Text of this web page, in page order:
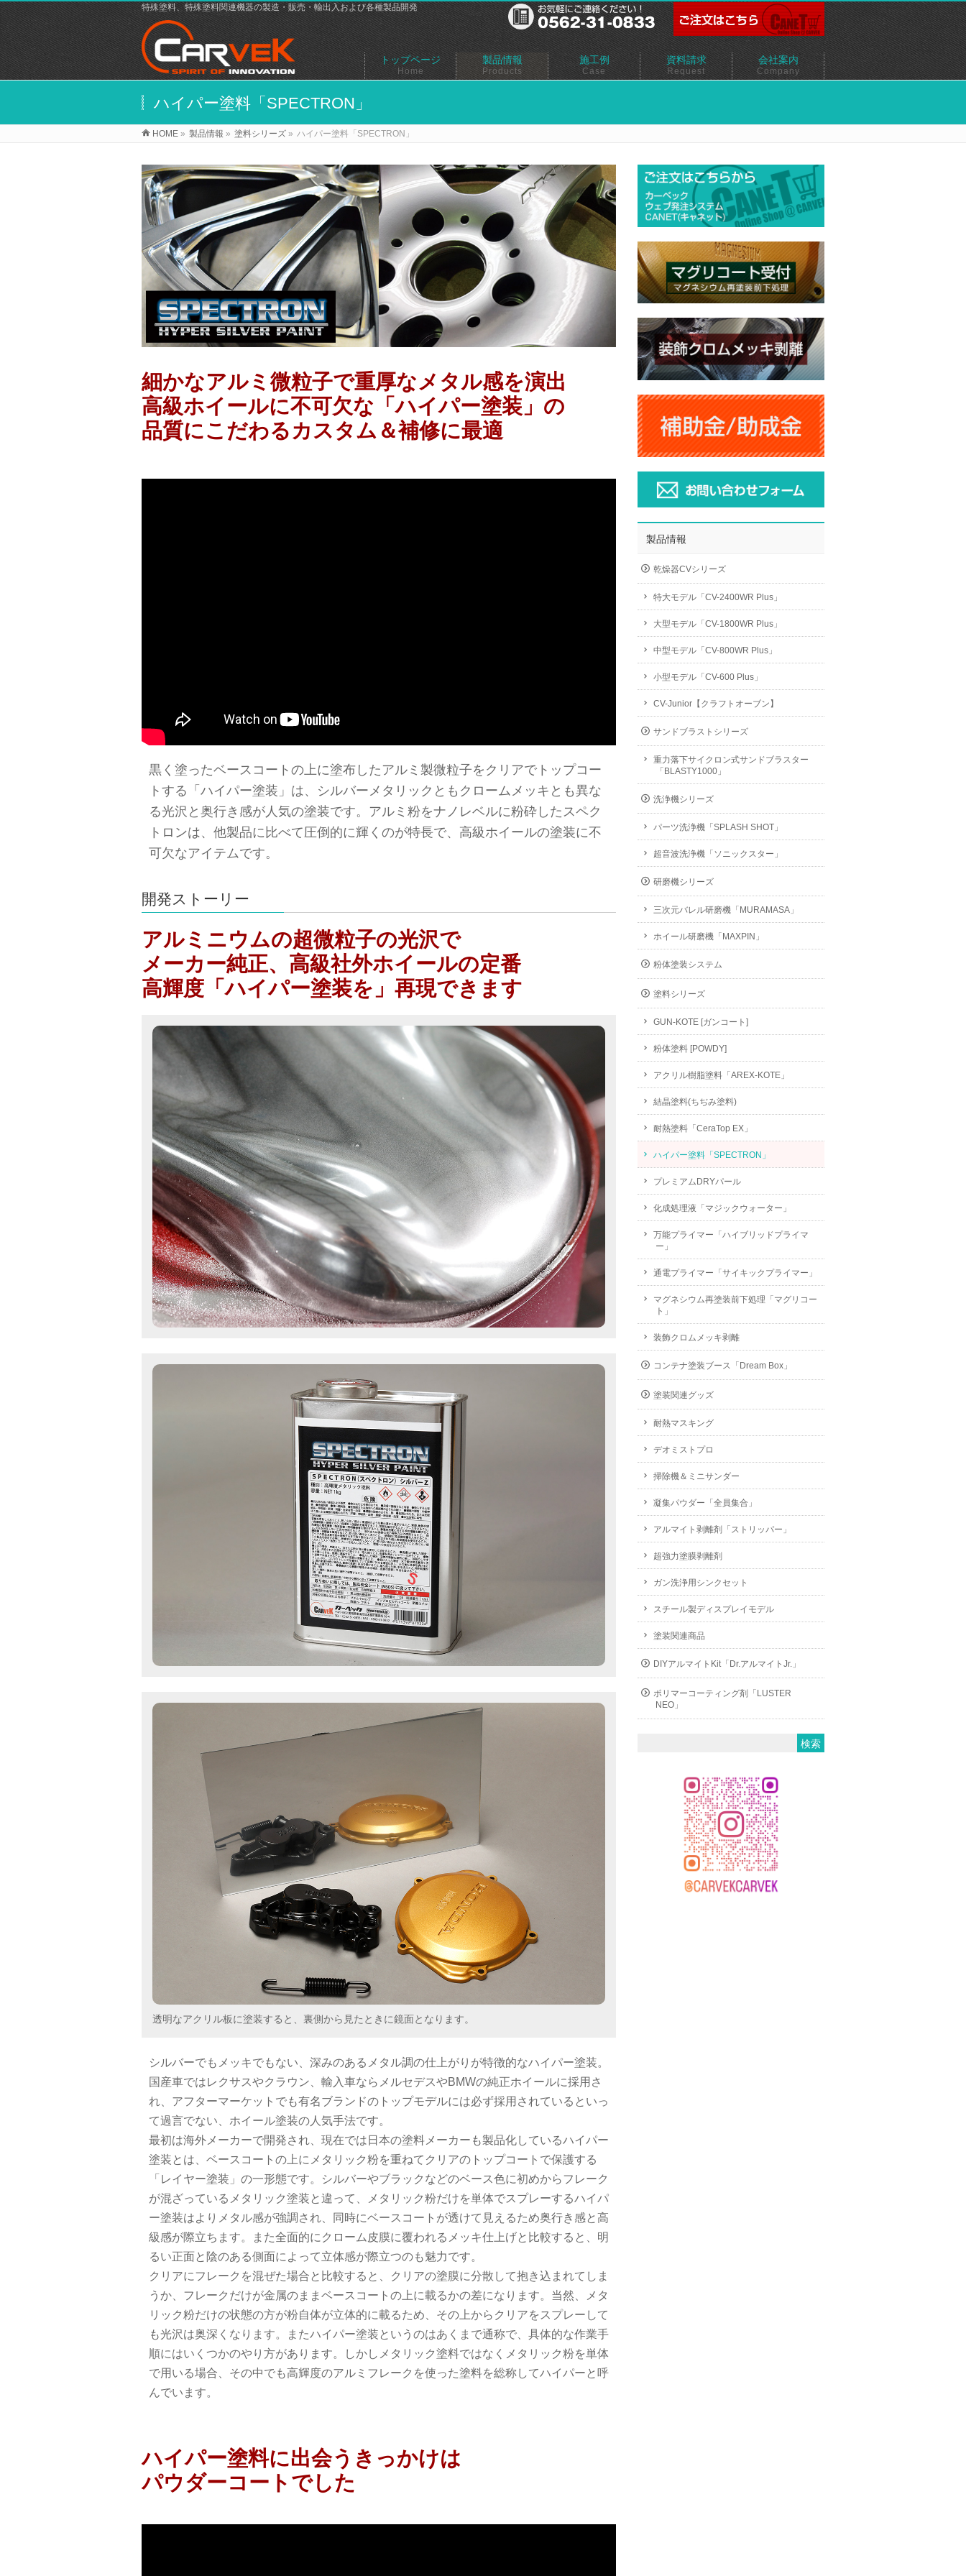
特殊塗料、特殊塗料関連機器の製造・販売・輸出入および各種製品開発
トップページ
Home
製品情報
Products
施工例
Case
資料請求
Request
会社案内
Company
ハイパー塗料「SPECTRON」
HOME » 製品情報 » 塗料シリーズ » ハイパー塗料「SPECTRON」
細かなアルミ微粒子で重厚なメタル感を演出
高級ホイールに不可欠な「ハイパー塗装」の
品質にこだわるカスタム＆補修に最適
黒く塗ったベースコートの上に塗布したアルミ製微粒子をクリアでトップコー
トする「ハイパー塗装」は、シルバーメタリックともクロームメッキとも異な
る光沢と奥行き感が人気の塗装です。アルミ粉をナノレベルに粉砕したスペク
トロンは、他製品に比べて圧倒的に輝くのが特長で、高級ホイールの塗装に不
可欠なアイテムです。
開発ストーリー
アルミニウムの超微粒子の光沢で
メーカー純正、高級社外ホイールの定番
高輝度「ハイパー塗装を」再現できます
透明なアクリル板に塗装すると、裏側から見たときに鏡面となります。
シルバーでもメッキでもない、深みのあるメタル調の仕上がりが特徴的なハイパー塗装。
国産車ではレクサスやクラウン、輸入車ならメルセデスやBMWの純正ホイールに採用さ
れ、アフターマーケットでも有名ブランドのトップモデルには必ず採用されているといっ
て過言でない、ホイール塗装の人気手法です。
最初は海外メーカーで開発され、現在では日本の塗料メーカーも製品化しているハイパー
塗装とは、ベースコートの上にメタリック粉を重ねてクリアのトップコートで保護する
「レイヤー塗装」の一形態です。シルバーやブラックなどのベース色に初めからフレーク
が混ざっているメタリック塗装と違って、メタリック粉だけを単体でスプレーするハイパ
ー塗装はよりメタル感が強調され、同時にベースコートが透けて見えるため奥行き感と高
級感が際立ちます。また全面的にクローム皮膜に覆われるメッキ仕上げと比較すると、明
るい正面と陰のある側面によって立体感が際立つのも魅力です。
クリアにフレークを混ぜた場合と比較すると、クリアの塗膜に分散して抱き込まれてしま
うか、フレークだけが金属のままベースコートの上に載るかの差になります。当然、メタ
リック粉だけの状態の方が粉自体が立体的に載るため、その上からクリアをスプレーして
も光沢は奥深くなります。またハイパー塗装というのはあくまで通称で、具体的な作業手
順にはいくつかのやり方があります。しかしメタリック塗料ではなくメタリック粉を単体
で用いる場合、その中でも高輝度のアルミフレークを使った塗料を総称してハイパーと呼
んでいます。
ハイパー塗料に出会うきっかけは
パウダーコートでした
製品情報
乾燥器CVシリーズ
特大モデル「CV-2400WR Plus」
大型モデル「CV-1800WR Plus」
中型モデル「CV-800WR Plus」
小型モデル「CV-600 Plus」
CV-Junior【クラフトオーブン】
サンドブラストシリーズ
重力落下サイクロン式サンドブラスター
「BLASTY1000」
洗浄機シリーズ
パーツ洗浄機「SPLASH SHOT」
超音波洗浄機「ソニックスター」
研磨機シリーズ
三次元バレル研磨機「MURAMASA」
ホイール研磨機「MAXPIN」
粉体塗装システム
塗料シリーズ
GUN-KOTE [ガンコート]
粉体塗料 [POWDY]
アクリル樹脂塗料「AREX-KOTE」
結晶塗料(ちぢみ塗料)
耐熱塗料「CeraTop EX」
ハイパー塗料「SPECTRON」
プレミアムDRYパール
化成処理液「マジックウォーター」
万能プライマー「ハイブリッドプライマ
ー」
通電プライマー「サイキックプライマー」
マグネシウム再塗装前下処理「マグリコー
ト」
装飾クロムメッキ剥離
コンテナ塗装ブース「Dream Box」
塗装関連グッズ
耐熱マスキング
デオミストプロ
掃除機＆ミニサンダー
凝集パウダー「全員集合」
アルマイト剥離剤「ストリッパー」
超強力塗膜剥離剤
ガン洗浄用シンクセット
スチール製ディスプレイモデル
塗装関連商品
DIYアルマイトKit「Dr.アルマイトJr.」
ポリマーコーティング剤「LUSTER
NEO」